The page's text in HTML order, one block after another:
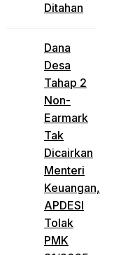
Ditahan
Dana
Desa
Tahap 2
Non-
Earmark
Tak
Dicairkan
Menteri
Keuangan,
APDESI
Tolak
PMK